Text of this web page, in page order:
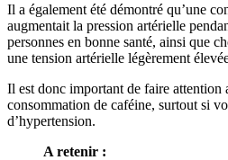
Il a également été démontré qu’une
augmentait la pression artérielle
personnes en bonne santé, ainsi que
une tension artérielle légèrement
Il est donc important de faire attention
consommation de caféine, surtout si
d’hypertension.
A retenir :